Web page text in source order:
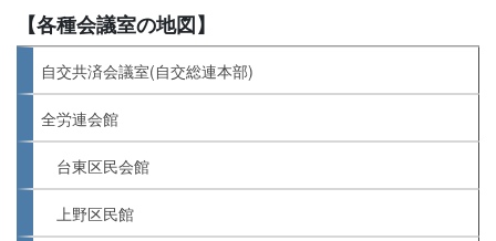
【各種会議室の地図】
自交共済会議室(自交総連本部)
全労連会館
台東区民会館
上野区民館